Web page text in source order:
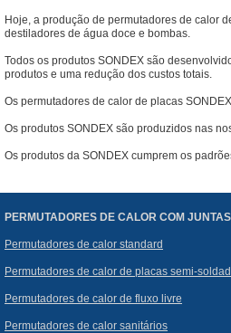
Hoje, a produção de permutadores de calor
destiladores de água doce e bombas.
Todos os produtos SONDEX são
produtos e uma redução dos custos totais.
Os permutadores de calor de placas
Os produtos SONDEX são produzidos nas
Os produtos da SONDEX cumprem os
PERMUTADORES DE CALOR COM JUNTAS
Permutadores de calor standard
Permutadores de calor de placas semi-
Permutadores de calor de fluxo livre
Permutadores de calor sanitários